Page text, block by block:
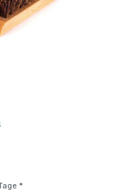
*